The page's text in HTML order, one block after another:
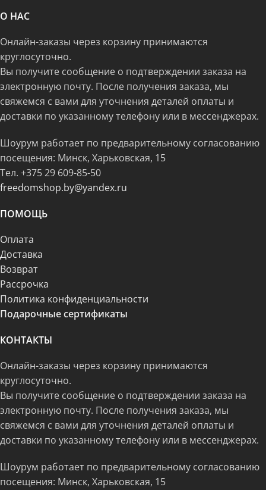
О НАС
Онлайн-заказы через корзину принимаются
круглосуточно.
Вы получите сообщение о подтверждении заказа на
электронную почту. После получения заказа, мы
свяжемся с вами для уточнения деталей оплаты и
доставки по указанному телефону или в мессенджерах.
Шоурум работает по предварительному согласованию
посещения: Минск, Харьковская, 15
Тел. +375 29 609-85-50
freedomshop.by@yandex.ru
ПОМОЩЬ
Оплата
Доставка
Возврат
Рассрочка
Политика конфиденциальности
Подарочные сертификаты
КОНТАКТЫ
Онлайн-заказы через корзину принимаются
круглосуточно.
Вы получите сообщение о подтверждении заказа на
электронную почту. После получения заказа, мы
свяжемся с вами для уточнения деталей оплаты и
доставки по указанному телефону или в мессенджерах.
Шоурум работает по предварительному согласованию
посещения: Минск, Харьковская, 15